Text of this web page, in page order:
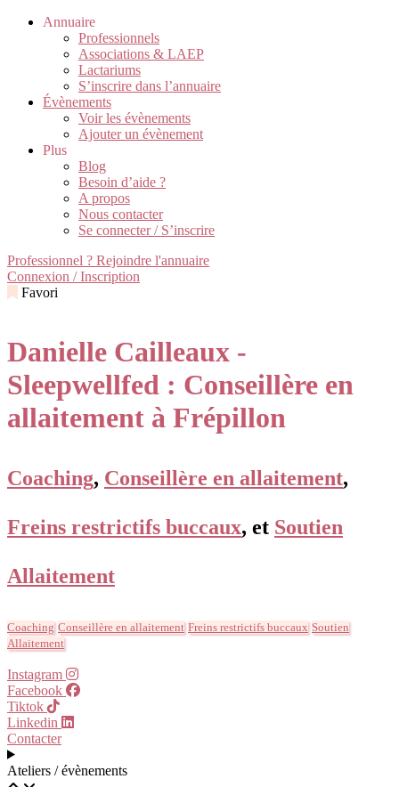
Annuaire
Professionnels
Associations & LAEP
Lactariums
S’inscrire dans l’annuaire
Évènements
Voir les évènements
Ajouter un évènement
Plus
Blog
Besoin d’aide ?
A propos
Nous contacter
Se connecter / S’inscrire
Professionnel ? Rejoindre l'annuaire
Connexion / Inscription
Favori
Danielle Cailleaux -
Sleepwellfed : Conseillère en
allaitement à Frépillon
Coaching, Conseillère en allaitement,
Freins restrictifs buccaux, et Soutien
Allaitement
Coaching Conseillère en allaitement Freins restrictifs buccaux Soutien
Allaitement
Instagram
Facebook
Tiktok
Linkedin
Contacter
Ateliers / évènements